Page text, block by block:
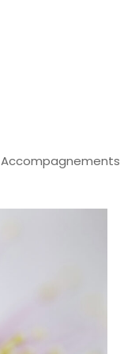
Accompagnements